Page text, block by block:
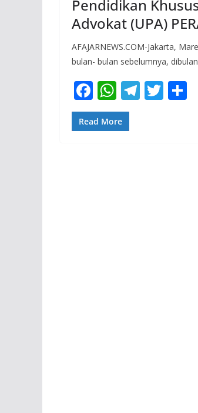
Pendidikan
Advokat (UPA)
AFAJARNEWS.COM-Jakarta,
bulan- bulan sebelumnya,
F
ac
e
W
h
at
T T
Read More